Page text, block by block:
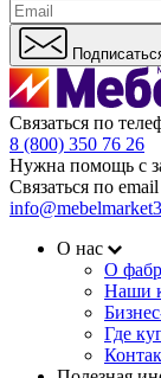
Связаться по
8 (800) 350 76 26
Нужна помощь с
Связаться по email
О нас
О
Наши
Где